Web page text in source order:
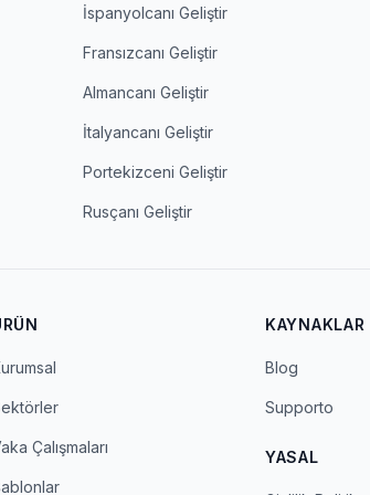
İspanyolcanı Geliştir
Fransızcanı Geliştir
Almancanı Geliştir
İtalyancanı Geliştir
Portekizceni Geliştir
Rusçanı Geliştir
Çalışmaları
KAYNAKLAR
Blog
Supporto
YASAL